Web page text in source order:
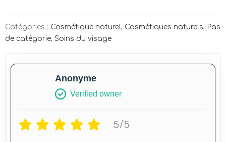
Catégories : Cosmétique naturel, Cosmétiques naturels, Pas
de catégorie, Soins du visage
Anonyme
Verified owner
5/5